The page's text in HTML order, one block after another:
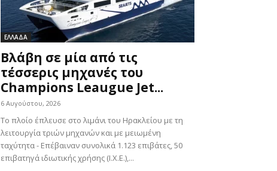
ΕΛΛΑΔΑ
Βλάβη σε μία από τις
τέσσερις μηχανές του
Champions Leaugue Jet...
6 Αυγούστου, 2026
Το πλοίο έπλευσε στο λιμάνι του Ηρακλείου με τη
λειτουργία τριών μηχανών και με μειωμένη
ταχύτητα - Επέβαιναν συνολικά 1.123 επιβάτες, 50
επιβατηγά ιδιωτικής χρήσης (Ι.Χ.Ε.),...